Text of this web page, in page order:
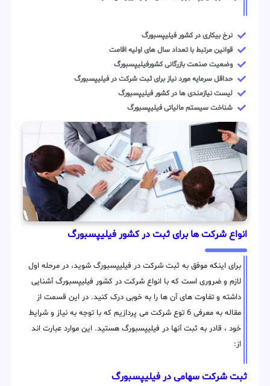
نرخ بیکاری در کشور فیلیپسبورگ
قوانین مرتبط با تعداد سال های اولیه اقامت
وضعیت صنعت بازرگانی کشورفیلیپسبورگ
حداقل سرمایه مورد نیاز برای ثبت شرکت در فیلیپسبورگ
لیست نیازمندی ها در کشور فیلیپسبورگ
شناخت سیستم مالیاتی فیلیپسبورگ
انواع شرکت ها برای ثبت در کشور فیلیپسبورگ
برای اینکه موفق به ثبت شرکت در فیلیپسبورگ شوید، در مرحله اول
لازم و ضروری است که با انواع شرکت در کشور فیلیپسبورگ آشنایی
داشته و تفاوت های آن ها را به خوبی درک کنید. در این قسمت از
مقاله به معرفی 6 توع شرکت می پردازیم که با توجه به نیاز و شرایط
خود ، قادر به ثبت آنها در فیلیپسبورگ هستید. این موارد عبارت اند
از:
ثبت شرکت سهامی در فیلیپسبورگ